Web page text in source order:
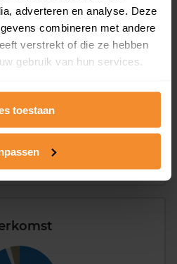
adverteren en analyse. Deze
combineren met andere
verstrekt of die ze hebben
gebruik van hun services.
toestaan
37%